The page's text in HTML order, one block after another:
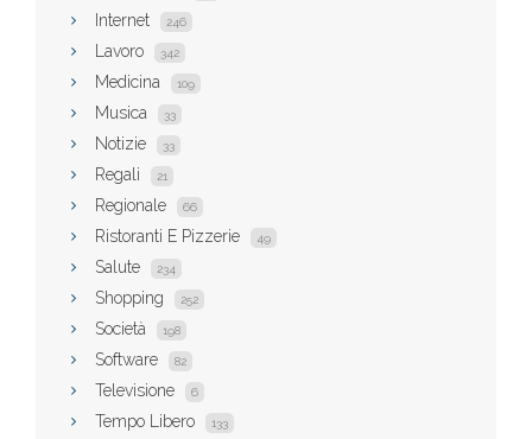
Internet 246
Lavoro 342
Medicina 109
Musica 33
Notizie 33
Regali 21
Regionale 66
Ristoranti E Pizzerie 49
Salute 234
Shopping 252
Società 198
Software 82
Televisione 6
Tempo Libero 133